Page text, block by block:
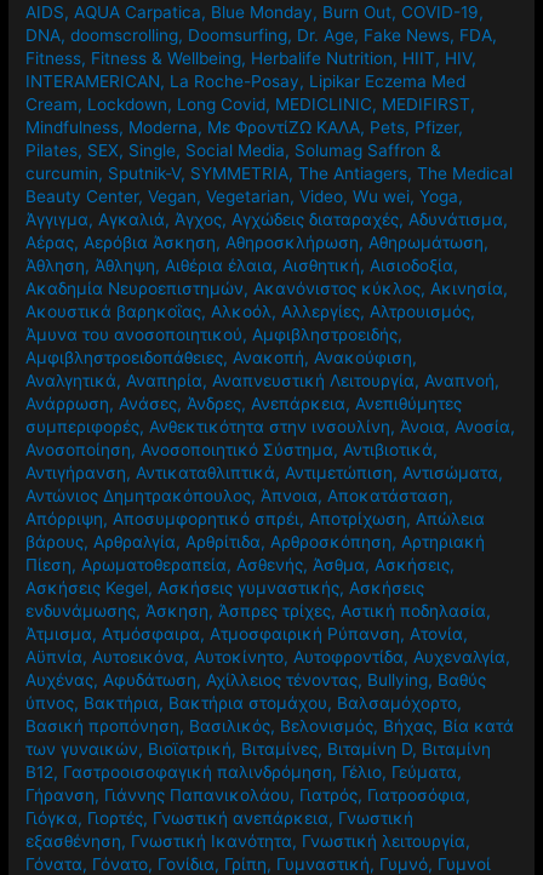
AIDS, AQUA Carpatica, Blue Monday, Burn Out, COVID-19,
DNA,doomscrolling, Doomsurfing, Dr. Age, Fake News, FDA,
Fitness, Fitness & Wellbeing, Herbalife Nutrition, HIIT, HIV,
INTERAMERICAN, La Roche-Posay, Lipikar Eczema Med
Cream, Lockdown, Long Covid, MEDICLINIC, MEDIFIRST,
Mindfulness, Moderna, Mε ΦροντίΖΩ ΚΑΛΑ, Pets, Pfizer,
Pilates, SEX, Single, Social Media, Solumag Saffron &
curcumin, Sputnik-V, SYMMETRIA,The Antiagers,The Medical
Beauty Center,Vegan,Vegetarian,Video,Wu wei,Yoga,
Άγγιγμα, Αγκαλιά, Άγχος, Αγχώδεις διαταραχές, Αδυνάτισμα,
Αέρας, Αερόβια Άσκηση, Αθηροσκλήρωση, Αθηρωμάτωση,
Άθληση, Άθληψη, Αιθέρια έλαια, Αισθητική, Αισιοδοξία,
Ακαδημία Νευροεπιστημών, Ακανόνιστος κύκλος, Ακινησία,
Ακουστικά βαρηκοΐας, Αλκοόλ, Αλλεργίες, Αλτρουισμός,
Άμυνα του ανοσοποιητικού, Αμφιβληστροειδής,
Αμφιβληστροειδοπάθειες, Ανακοπή, Ανακούφιση,
Αναλγητικά, Αναπηρία, Αναπνευστική Λειτουργία, Αναπνοή,
Ανάρρωση, Ανάσες, Άνδρες, Ανεπάρκεια, Ανεπιθύμητες
συμπεριφορές, Ανθεκτικότητα στην ινσουλίνη, Άνοια, Ανοσία,
Ανοσοποίηση, Ανοσοποιητικό Σύστημα, Αντιβιοτικά,
Αντιγήρανση, Αντικαταθλιπτικά, Αντιμετώπιση, Αντισώματα,
Αντώνιος Δημητρακόπουλος, Άπνοια, Αποκατάσταση,
Απόρριψη, Αποσυμφορητικό σπρέι, Αποτρίχωση, Απώλεια
βάρους, Αρθραλγία, Αρθρίτιδα, Αρθροσκόπηση, Αρτηριακή
Πίεση, Αρωματοθεραπεία, Ασθενής, Άσθμα, Ασκήσεις,
Ασκήσεις Kegel, Ασκήσεις γυμναστικής, Ασκήσεις
ενδυνάμωσης, Άσκηση, Άσπρες τρίχες, Αστική ποδηλασία,
Άτμισμα, Ατμόσφαιρα, Ατμοσφαιρική Ρύπανση, Ατονία,
Αϋπνία, Αυτοεικόνα, Αυτοκίνητο, Αυτοφροντίδα, Αυχεναλγία,
Αυχένας, Αφυδάτωση, Αχίλλειος τένοντας, Βullying, Βαθύς
ύπνος, Βακτήρια, Βακτήρια στομάχου, Βαλσαμόχορτο,
Βασική προπόνηση, Βασιλικός, Βελονισμός, Βήχας, Βία κατά
των γυναικών, Βιοϊατρική, Βιταμίνες, Βιταμίνη D, Βιταμίνη
Β12, Γαστροοισοφαγική παλινδρόμηση, Γέλιο, Γεύματα,
Γήρανση, Γιάννης Παπανικολάου, Γιατρός, Γιατροσόφια,
Γιόγκα, Γιορτές, Γνωστική ανεπάρκεια, Γνωστική
εξασθένηση, Γνωστική Ικανότητα, Γνωστική λειτουργία,
Γόνατα, Γόνατο, Γονίδια, Γρίπη, Γυμναστική, Γυμνό, Γυμνοί